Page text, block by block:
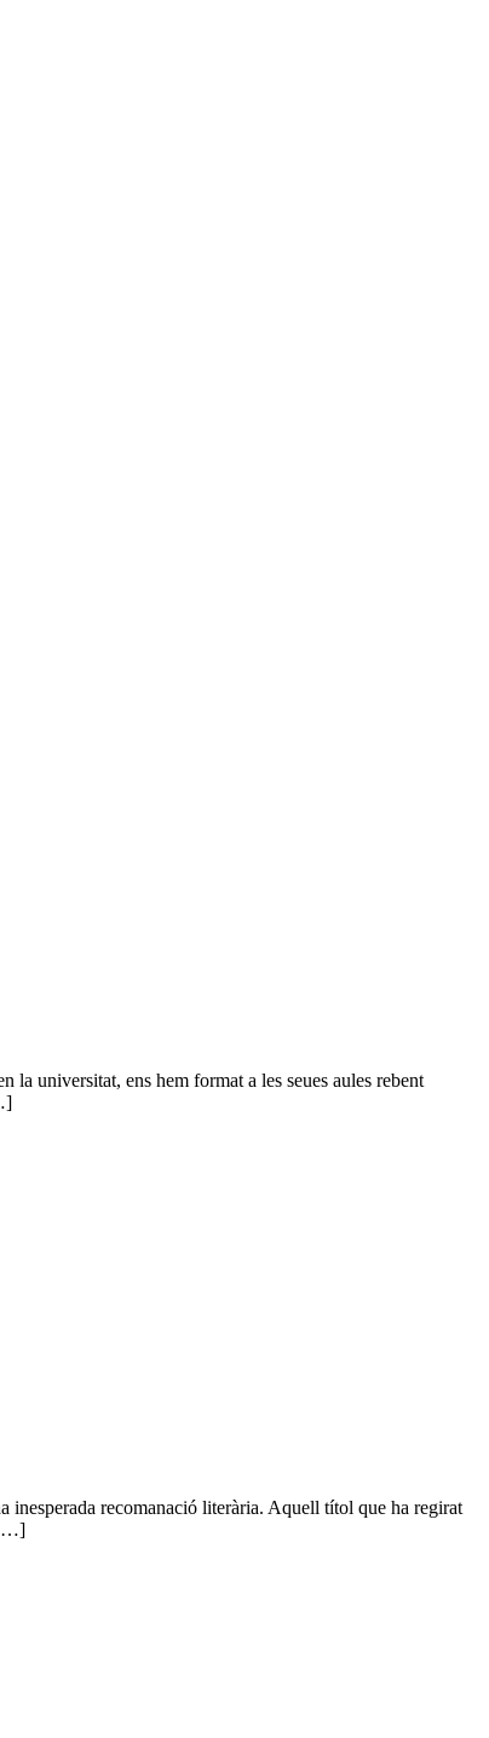
universitat, ens hem format a les seues aules rebent
recomanació literària. Aquell títol que ha regirat
[…]